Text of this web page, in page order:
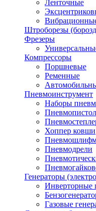
Ленточные
Штроборезы
Фрезеры
Компрессоры
Поршневые
Ременные
Пневмоинструмент
Наборы
Хоппер ковши
Пневмодрели
Генераторы
Инверторные
Газовые